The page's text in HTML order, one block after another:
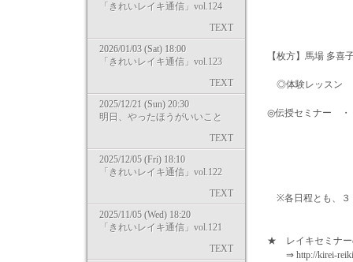
「きれいレイキ通信」vol.124
TEXT
2026/01/03 (Sat) 18:00
「きれいレイキ通信」vol.123
TEXT
2025/12/21 (Sun) 20:30
明日、やったほうがいいこと
TEXT
2025/12/05 (Fri) 18:10
「きれいレイキ通信」vol.122
TEXT
2025/11/05 (Wed) 18:20
「きれいレイキ通信」vol.121
TEXT
【枚方】馬場 多喜
◎体験レッスン
◎伝授セミナー ・
※各日程とも、３
★ レイキセミナー
⇒ http://kirei-